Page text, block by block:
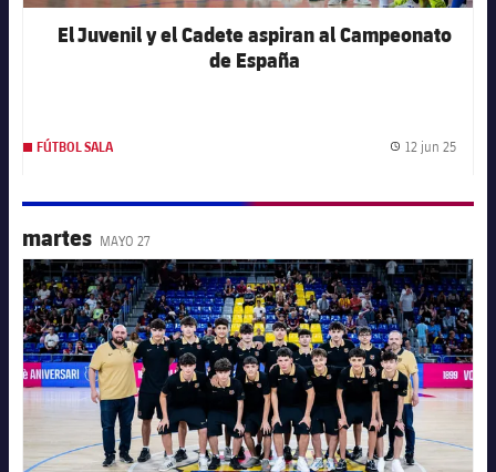
El Juvenil y el Cadete aspiran al Campeonato
de España
FÚTBOL SALA Fecha
12 jun 25
martes MAYO 27
FC Barcelona club badge